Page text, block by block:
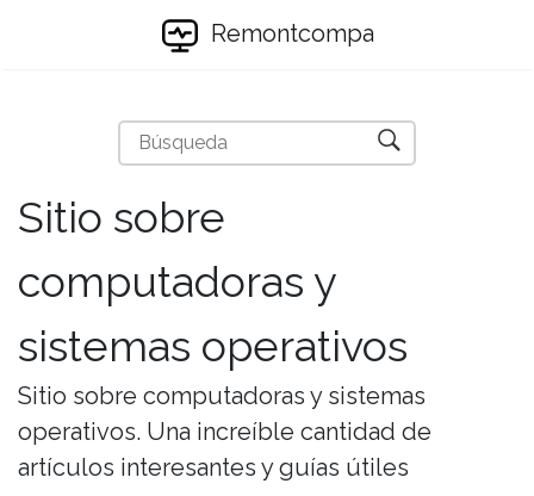
Remontcompa
Sitio sobre
computadoras y
sistemas operativos
Sitio sobre computadoras y sistemas
operativos. Una increíble cantidad de
artículos interesantes y guías útiles